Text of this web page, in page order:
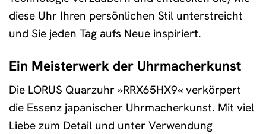
diese Uhr Ihren persönlichen Stil unterstreicht
und Sie jeden Tag aufs Neue inspiriert.
Ein Meisterwerk der Uhrmacherkunst
Die LORUS Quarzuhr »RRX65HX9« verkörpert
die Essenz japanischer Uhrmacherkunst. Mit viel
Liebe zum Detail und unter Verwendung